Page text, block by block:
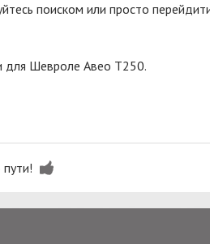
поиском или просто
для Шевроле Авео Т250.